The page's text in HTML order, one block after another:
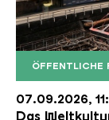
ÖFFENTLICHE
Der
Copyright:
07.09.2026,
Das